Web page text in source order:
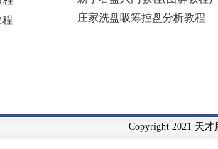
Copyright 2021 天